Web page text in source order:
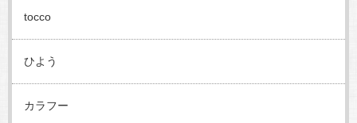
tocco
ひよう
カラフー